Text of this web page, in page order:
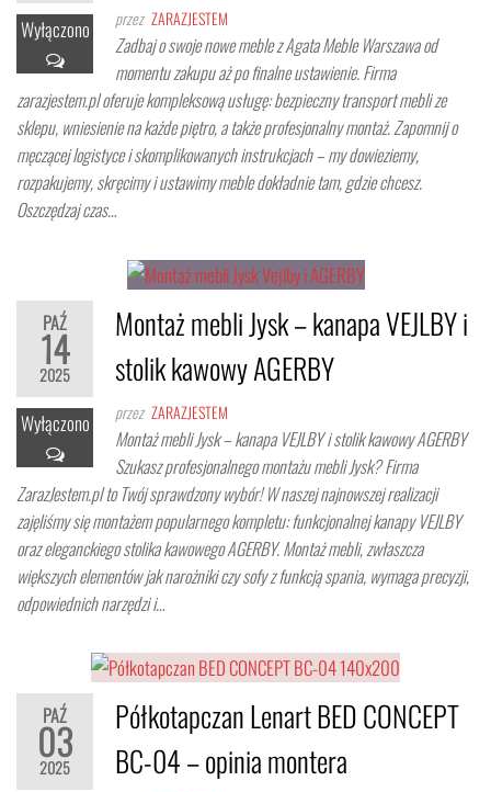
Wyłączono przez ZARAZJESTEM
Zadbaj o swoje nowe meble z Agata Meble Warszawa od
momentu zakupu aż po finalne ustawienie. Firma
zarazjestem.pl oferuje kompleksową usługę: bezpieczny transport mebli ze
sklepu, wniesienie na każde piętro, a także profesjonalny montaż. Zapomnij o
męczącej logistyce i skomplikowanych instrukcjach – my dowieziemy,
rozpakujemy, skręcimy i ustawimy meble dokładnie tam, gdzie chcesz.
Oszczędzaj czas…
PAŹ
14
2025
Wyłączono
Montaż mebli Jysk – kanapa VEJLBY i
stolik kawowy AGERBY
przez ZARAZJESTEM
Montaż mebli Jysk – kanapa VEJLBY i stolik kawowy AGERBY
Szukasz profesjonalnego montażu mebli Jysk? Firma
ZarazJestem.pl to Twój sprawdzony wybór! W naszej najnowszej realizacji
zajęliśmy się montażem popularnego kompletu: funkcjonalnej kanapy VEJLBY
oraz eleganckiego stolika kawowego AGERBY. Montaż mebli, zwłaszcza
większych elementów jak narożniki czy sofy z funkcją spania, wymaga precyzji,
odpowiednich narzędzi i…
PAŹ
03
2025
Półkotapczan Lenart BED CONCEPT
BC-04 – opinia montera